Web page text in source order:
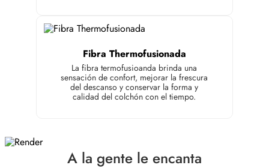
Fibra Thermofusionada
La fibra termofusioanda brinda una
sensación de confort, mejorar la frescura
del descanso y conservar la forma y
calidad del colchón con el tiempo.
A la gente le encanta